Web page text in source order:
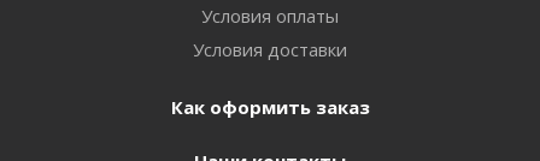
Условия оплаты
Условия доставки
Как оформить заказ